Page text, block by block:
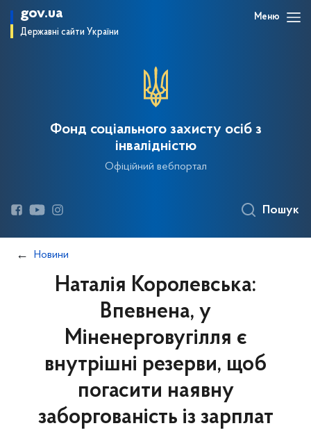
gov.ua
Державні сайти України
Меню
Фонд соціального захисту осіб з
інвалідністю
Офіційний вебпортал
Пошук
Новини
Наталія Королевська:
Впевнена, у
Міненерговугілля є
внутрішні резерви, щоб
погасити наявну
заборгованість із зарплат